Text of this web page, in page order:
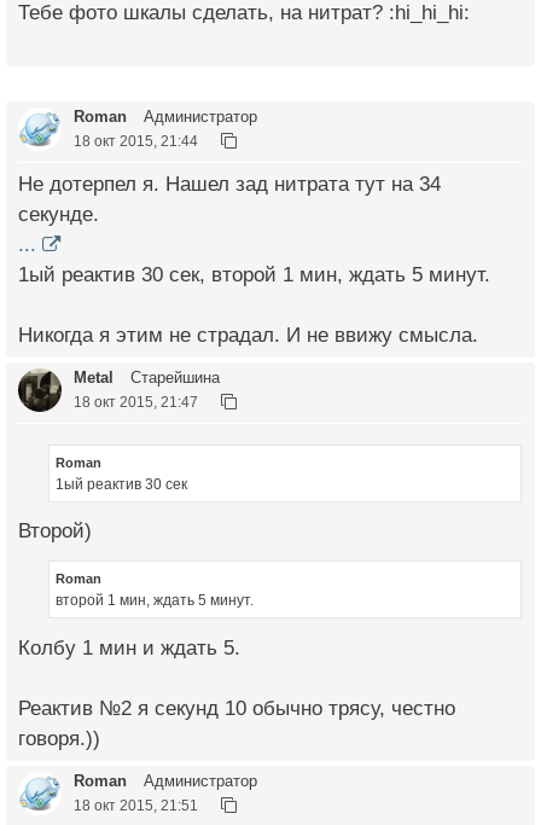
Тебе фото шкалы сделать, на нитрат? :hi_hi_hi:
Roman Администратор
18 окт 2015, 21:44
Не дотерпел я. Нашел зад нитрата тут на 34
секунде.
...
1ый реактив 30 сек, второй 1 мин, ждать 5 минут.
Никогда я этим не страдал. И не ввижу смысла.
Metal Старейшина
18 окт 2015, 21:47
Roman
1ый реактив 30 сек
Второй)
Roman
второй 1 мин, ждать 5 минут.
Колбу 1 мин и ждать 5.
Реактив №2 я секунд 10 обычно трясу, честно
говоря.))
Roman Администратор
18 окт 2015, 21:51